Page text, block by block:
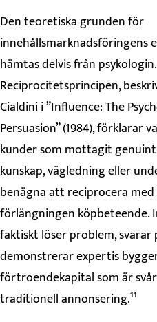
Den teoretiska grunden för
innehållsmarknadsföringens
hämtas delvis från psykologin.
Reciprocitetsprincipen,
Cialdini i ”Influence: The
Persuasion” (1984), förklarar
kunder som mottagit
kunskap, vägledning eller
benägna att reciprocera
förlängningen köpbeteende.
faktiskt löser problem,
demonstrerar expertis
förtroendekapital som är
traditionell annonsering.¹¹